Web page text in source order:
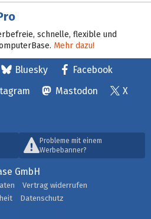
schnelle, flexible und
Mehr dazu!
Bluesky
Facebook
Mastodon
X
Probleme mit einem
Werbebanner?
GmbH
Vertrag widerrufen
Datenschutz